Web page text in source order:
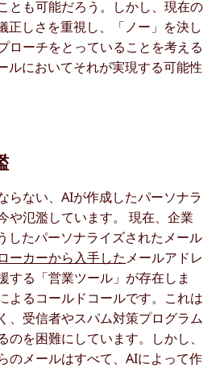
とも可能だろう。しかし、現在の
正しさを重視し、「ノー」を決し
ローチをとっていることを考える
ルにおいてそれが実現する可能性
らない、AIが作成したパーソナラ
や氾濫しています。 現在、企業
したパーソナライズされたメール
ーカーから入手したメールアドレ
する「営業ツール」が存在しま
よるコールドコールです。これは
、受信者やスパム対策プログラム
のを困難にしています。しかし、
のメールはすべて、AIによって作